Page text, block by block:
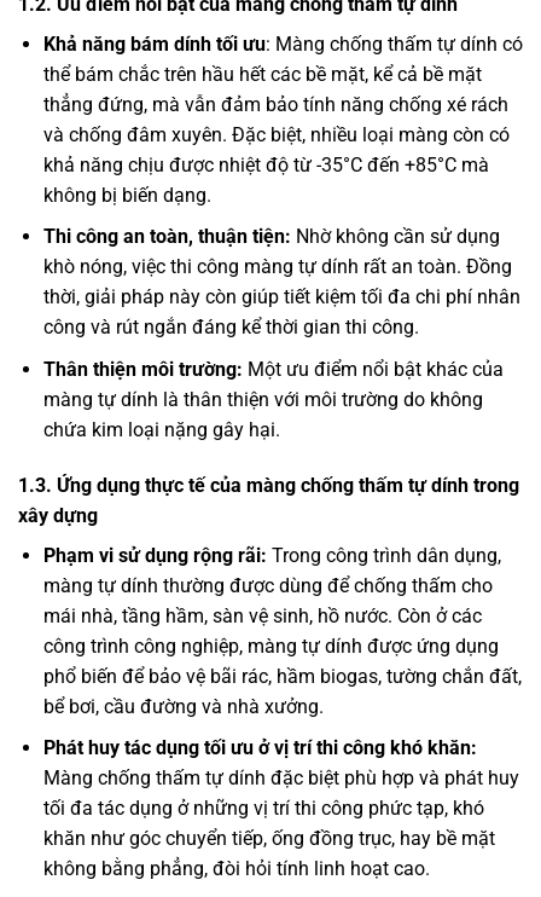
Khả năng bám dính tối ưu: Màng chống thấm tự dính có
thể bám chắc trên hầu hết các bề mặt, kể cả bề mặt
thẳng đứng, mà vẫn đảm bảo tính năng chống xé rách
và chống đâm xuyên. Đặc biệt, nhiều loại màng còn có
khả năng chịu được nhiệt độ từ -35°C đến +85°C mà
không bị biến dạng.
Thi công an toàn, thuận tiện: Nhờ không cần sử dụng
khò nóng, việc thi công màng tự dính rất an toàn. Đồng
thời, giải pháp này còn giúp tiết kiệm tối đa chi phí nhân
công và rút ngắn đáng kể thời gian thi công.
Thân thiện môi trường: Một ưu điểm nổi bật khác của
màng tự dính là thân thiện với môi trường do không
chứa kim loại nặng gây hại.
1.3. Ứng dụng thực tế của màng chống thấm tự dính trong
xây dựng
Phạm vi sử dụng rộng rãi: Trong công trình dân dụng,
màng tự dính thường được dùng để chống thấm cho
mái nhà, tầng hầm, sàn vệ sinh, hồ nước. Còn ở các
công trình công nghiệp, màng tự dính được ứng dụng
phổ biến để bảo vệ bãi rác, hầm biogas, tường chắn đất,
bể bơi, cầu đường và nhà xưởng.
Phát huy tác dụng tối ưu ở vị trí thi công khó khăn:
Màng chống thấm tự dính đặc biệt phù hợp và phát huy
tối đa tác dụng ở những vị trí thi công phức tạp, khó
khăn như góc chuyển tiếp, ống đồng trục, hay bề mặt
không bằng phẳng, đòi hỏi tính linh hoạt cao.